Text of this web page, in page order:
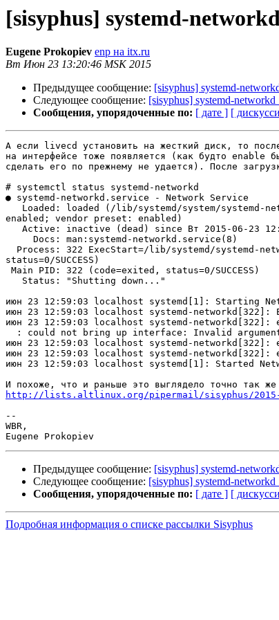
[sisyphus] systemd-
Eugene Prokopiev enp на itx.ru
Вт Июн 23 13:20:46 MSK 2015
Предыдущее сообщение: [sisyphus] systemd-
Следующее сообщение: [sisyphus] systemd-
Сообщения, упорядоченные по: [ дате ] [
А если livecd установить на жесткий диск, то
на интерфейсе тоже появляется (как будто enable
сделать его по прежнему не удается). После
# systemctl status systemd-networkd
● systemd-networkd.service - Network Service
Loaded: loaded (/lib/systemd/system/systemd-
enabled; vendor preset: enabled)
Active: inactive (dead) since Вт 2015-06-23
     Docs: man:systemd-networkd.service(8)
Process: 322 ExecStart=/lib/systemd/systemd-
status=0/SUCCESS)
Main PID: 322 (code=exited, status=0/SUCCESS)
   Status: "Shutting down..."
июн 23 12:59:03 localhost systemd[1]: Starting
июн 23 12:59:03 localhost systemd-networkd[322]:
июн 23 12:59:03 localhost systemd-networkd[322]:
: could not bring up interface: Invalid
июн 23 12:59:03 localhost systemd-networkd[322]:
июн 23 12:59:03 localhost systemd-networkd[322]:
июн 23 12:59:03 localhost systemd[1]: Started
http://lists.altlinux.org/pipermail/sisyphus/2015-
--
WBR,
Предыдущее сообщение: [sisyphus] systemd-
Следующее сообщение: [sisyphus] systemd-
Сообщения, упорядоченные по: [ дате ] [
Подробная информация о списке рассылки Sisyphus